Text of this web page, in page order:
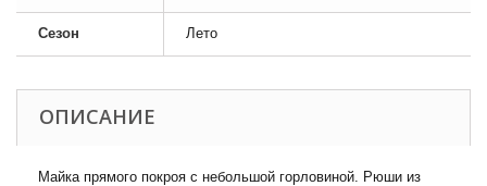
Сезон Лето
ОПИСАНИЕ
Майка прямого покроя с небольшой горловиной. Рюши из